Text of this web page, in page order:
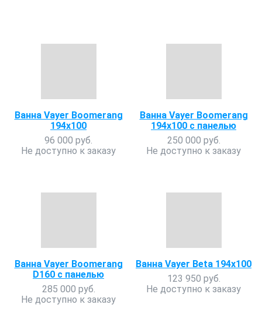
Ванна Vayer Boomerang
194х100
96 000 руб.
Не доступно к заказу
Ванна Vayer Boomerang
194х100 с панелью
250 000 руб.
Не доступно к заказу
Ванна Vayer Boomerang
D160 с панелью
285 000 руб.
Не доступно к заказу
Ванна Vayer Beta 194x100
123 950 руб.
Не доступно к заказу